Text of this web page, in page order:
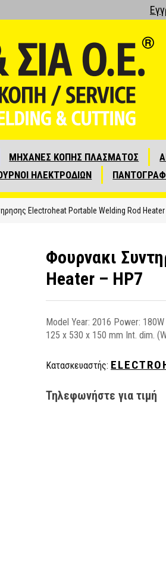
ΜΗΧΑΝΕΣ ΚΟΠΗΣ ΠΛΑΣΜΑΤΟΣ
ΗΛΕΚΤΡΟΔΙΩΝ
Electroheat Portable Welding Rod Heater
Φουρνακι
Heater – HP7
Model Year: 2016 Power:
125 x 530 x 150 mm Int. dim.
Κατασκευαστής:
Τηλεφωνήστε για τιμή